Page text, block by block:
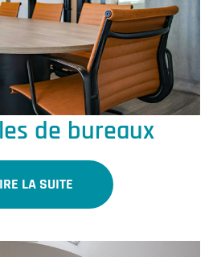
de bureaux
LA SUITE